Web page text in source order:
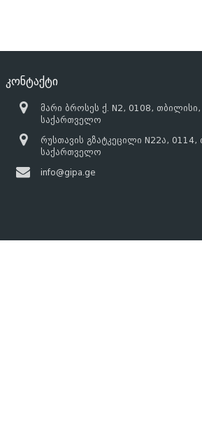
კონტაქტი
მარი ბროსეს ქ. N2, 0108, თბილისი,
საქართველო
რუსთავის გზატკეცილი N22ა, 0114,
საქართველო
info@gipa.ge